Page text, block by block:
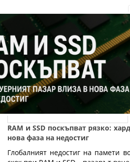
RAM и SSD поскъпват рязко:
нова фаза на недостиг
Глобалният недостиг на памети